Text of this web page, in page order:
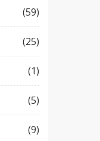
(59)
(25)
(1)
(5)
(9)